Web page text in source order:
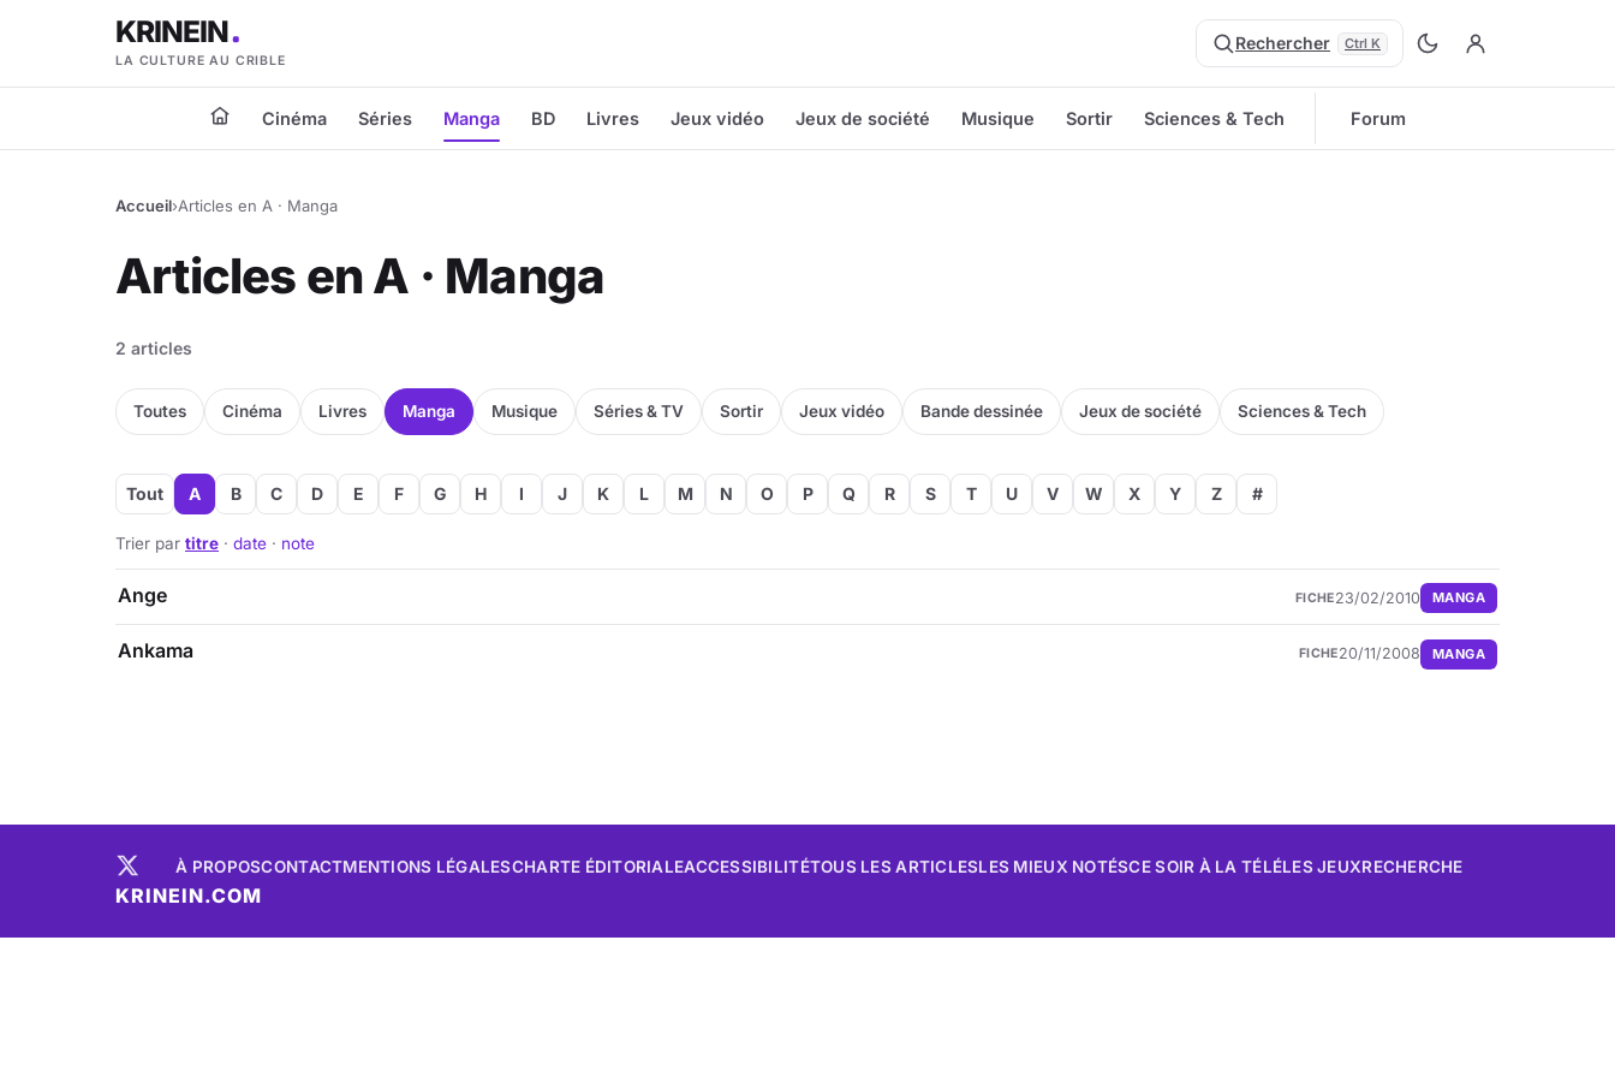
KRINEIN
LA CULTURE AU CRIBLE
Rechercher Ctrl K
Cinéma Séries Manga BD Livres Jeux vidéo Jeux de société Musique Sortir Sciences & Tech Forum
Accueil›Articles en A · Manga
Articles en A · Manga
2 articles
Toutes Cinéma Livres Manga Musique Séries & TV Sortir Jeux vidéo Bande dessinée Jeux de société Sciences & Tech
Tout A B C D E F G H I J K L M N O P Q R S T U V W X Y Z #
Trier par titre · date · note
Ange FICHE23/02/2010 MANGA
Ankama FICHE20/11/2008 MANGA
À PROPOSCONTACTMENTIONS LÉGALESCHARTE ÉDITORIALEACCESSIBILITÉTOUS LES ARTICLESLES MIEUX NOTÉSCE SOIR À LA TÉLÉLES JEUXRECHERCHE
KRINEIN.COM